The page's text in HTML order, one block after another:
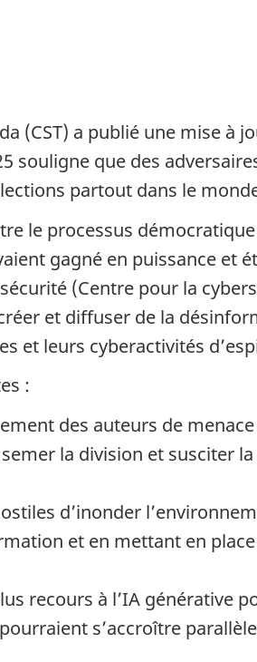
(CST) a publié une mise à
souligne que des
partout dans le
le processus
gagné en puissance et
(Centre pour la
et diffuser de la
et leurs cyberactivités
:
des auteurs de
la division et susciter
d’inonder
et en mettant en
recours à l’IA générative
s’accroître